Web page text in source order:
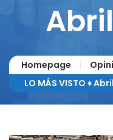
Columnistas
Homepage
LO MÁS VISTO ♦